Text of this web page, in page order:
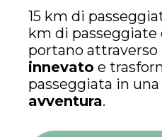
15 km di
km di passeggiate
portano attraverso
innevato e
passeggiata in una
avventura.